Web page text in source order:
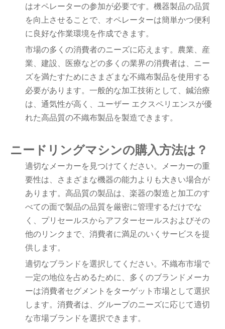
はオペレーターの参加が必要です。機器製品の品質
を向上させることで、オペレーターは簡単かつ便利
に良好な作業環境を作成できます。
市場の多くの消費者のニーズに応えます。農業、産
業、建設、医療などの多くの業界の消費者は、ニー
ズを満たすためにさまざまな不織布製品を使用する
必要があります。一般的な加工技術として、鍼治療
は、通気性が高く、ユーザー エクスペリエンスが優
れた高品質の不織布製品を製造できます。
ニードリングマシンの購入方法は？
適切なメーカーを見つけてください。メーカーの重
要性は、さまざまな機器の能力よりも大きい場合が
あります。高品質の製品は、楽器の製造と加工のす
べての面で製品の品質を厳密に管理するだけでな
く、プリセールスからアフターセールスおよびその
他のリンクまで、消費者に満足のいくサービスを提
供します。
適切なブランドを選択してください。不織布市場で
一定の地位を占めるために、多くのブランドメーカ
ーは消費者セグメントをターゲット市場として選択
します。消費者は、グループのニーズに応じて適切
な市場ブランドを選択できます。